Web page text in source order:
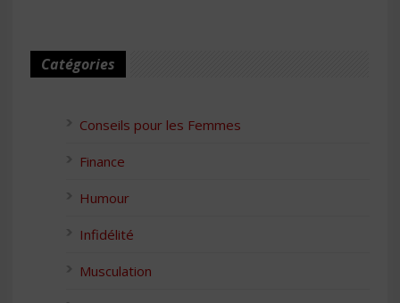
Catégories
Conseils pour les Femmes
Finance
Humour
Infidélité
Musculation